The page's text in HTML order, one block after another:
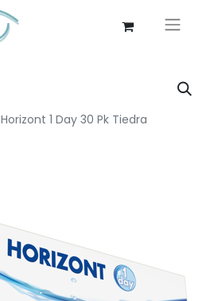
Horizont 1 Day 30 Pk Tiedra